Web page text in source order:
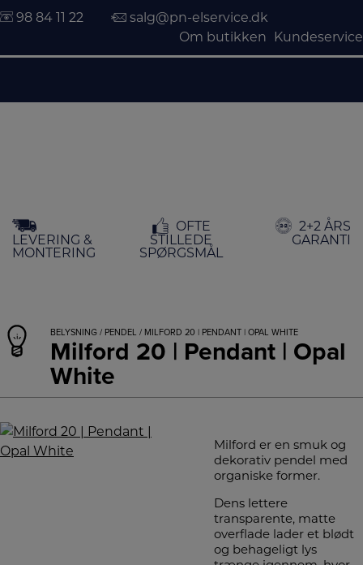
indholdet
98 84 11 22
salg@pn-elservice.dk
Om butikken
Kundeservice
LEVERING &
MONTERING
OFTE
STILLEDE
SPØRGSMÅL
2+2 ÅRS
GARANTI
BELYSNING / PENDEL / MILFORD 20 | PENDANT | OPAL WHITE
Milford 20 | Pendant | Opal
White
Milford er en smuk og
dekorativ pendel med
organiske former.
Dens lettere
transparente, matte
overflade lader et blødt
og behageligt lys